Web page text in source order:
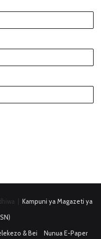
| Kampuni ya Magazeti ya
& Bei Nunua E-Paper